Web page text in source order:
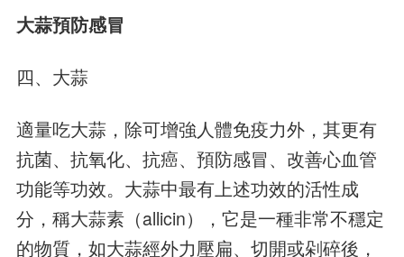
大蒜預防感冒
四、大蒜
適量吃大蒜，除可增強人體免疫力外，其更有
抗菌、抗氧化、抗癌、預防感冒、改善心血管
功能等功效。大蒜中最有上述功效的活性成
分，稱大蒜素（allicin），它是一種非常不穩定
的物質，如大蒜經外力壓扁、切開或剁碎後，